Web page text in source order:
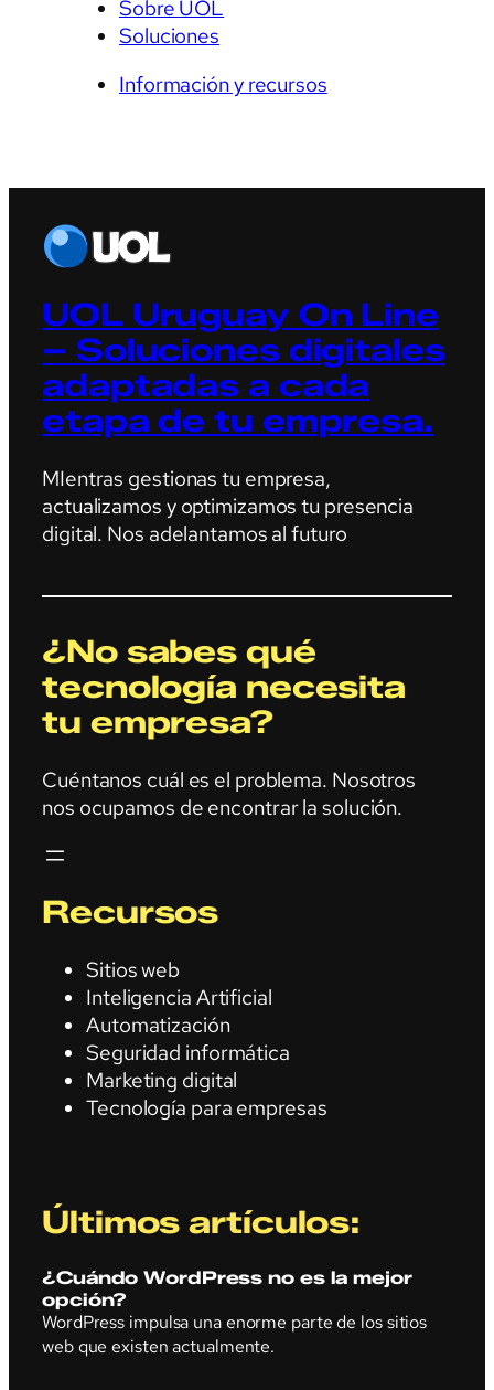
Sobre UOL
Soluciones
Información y recursos
UOL Uruguay On Line
– Soluciones digitales
adaptadas a cada
etapa de tu empresa.
MIentras gestionas tu empresa,
actualizamos y optimizamos tu presencia
digital. Nos adelantamos al futuro
¿No sabes qué
tecnología necesita
tu empresa?
Cuéntanos cuál es el problema. Nosotros
nos ocupamos de encontrar la solución.
Recursos
Sitios web
Inteligencia Artificial
Automatización
Seguridad informática
Marketing digital
Tecnología para empresas
Últimos artículos:
¿Cuándo WordPress no es la mejor
opción?
WordPress impulsa una enorme parte de los sitios
web que existen actualmente.